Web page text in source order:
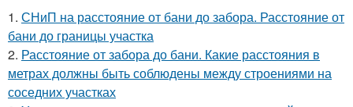
1. СНиП на расстояние от бани до забора. Расстояние от
бани до границы участка
2. Расстояние от забора до бани. Какие расстояния в
метрах должны быть соблюдены между строениями на
соседних участках